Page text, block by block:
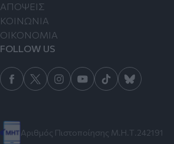
Αριθμός Πιστοποίησης Μ.Η.Τ.242191
ΑΠΟΨΕΙΣ
ΚΟΙΝΩΝΙΑ
ΟΙΚΟΝΟΜΙΑ
FOLLOW US